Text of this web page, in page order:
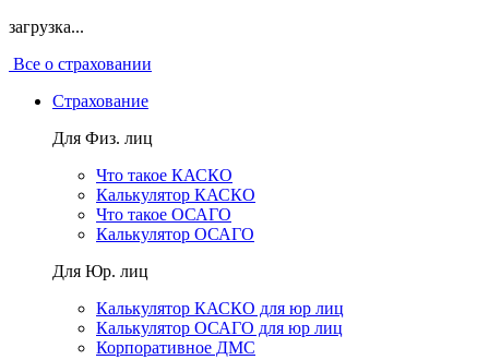
загрузка...
Все о страховании
Страхование
Для Физ. лиц
Что такое КАСКО
Калькулятор КАСКО
Что такое ОСАГО
Калькулятор ОСАГО
Для Юр. лиц
Калькулятор КАСКО для юр лиц
Калькулятор ОСАГО для юр лиц
Корпоративное ДМС